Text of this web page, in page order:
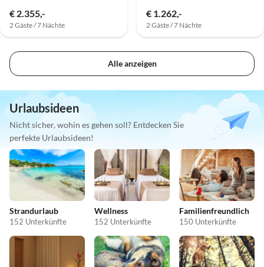
€ 2.355,-
2 Gäste / 7 Nächte
€ 1.262,-
2 Gäste / 7 Nächte
Alle anzeigen
Urlaubsideen
Nicht sicher, wohin es gehen soll? Entdecken Sie
perfekte Urlaubsideen!
Strandurlaub
152 Unterkünfte
Wellness
152 Unterkünfte
Familienfreundlich
150 Unterkünfte